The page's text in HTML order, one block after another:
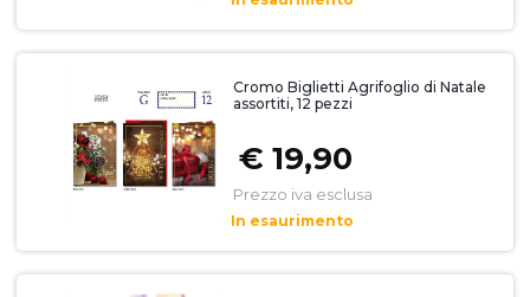
Cromo Biglietti Agrifoglio di Natale
assortiti, 12 pezzi
€ 19,90
Prezzo iva esclusa
In esaurimento